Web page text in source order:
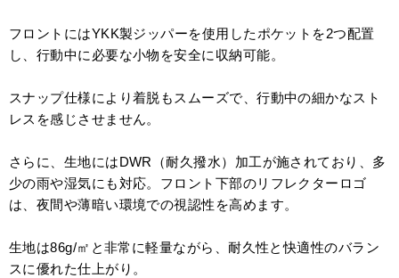
フロントにはYKK製ジッパーを使用したポケットを2つ配置
し、行動中に必要な小物を安全に収納可能。
スナップ仕様により着脱もスムーズで、行動中の細かなスト
レスを感じさせません。
さらに、生地にはDWR（耐久撥水）加工が施されており、多
少の雨や湿気にも対応。フロント下部のリフレクターロゴ
は、夜間や薄暗い環境での視認性を高めます。
生地は86g/㎡と非常に軽量ながら、耐久性と快適性のバラン
スに優れた仕上がり。